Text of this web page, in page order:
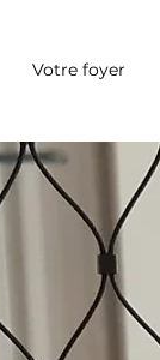
Votre foyer